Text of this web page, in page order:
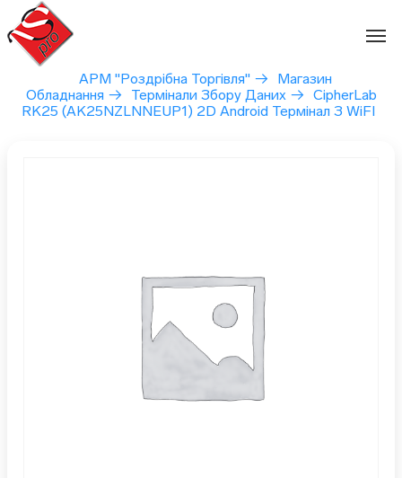
Перейти
вмісту
АРМ "Роздрібна Торгівля" →
Магазин
Обладнання → Термінали Збору Даних → CipherLab
RK25 (AK25NZLNNEUP1) 2D Android Термінал З WiFI